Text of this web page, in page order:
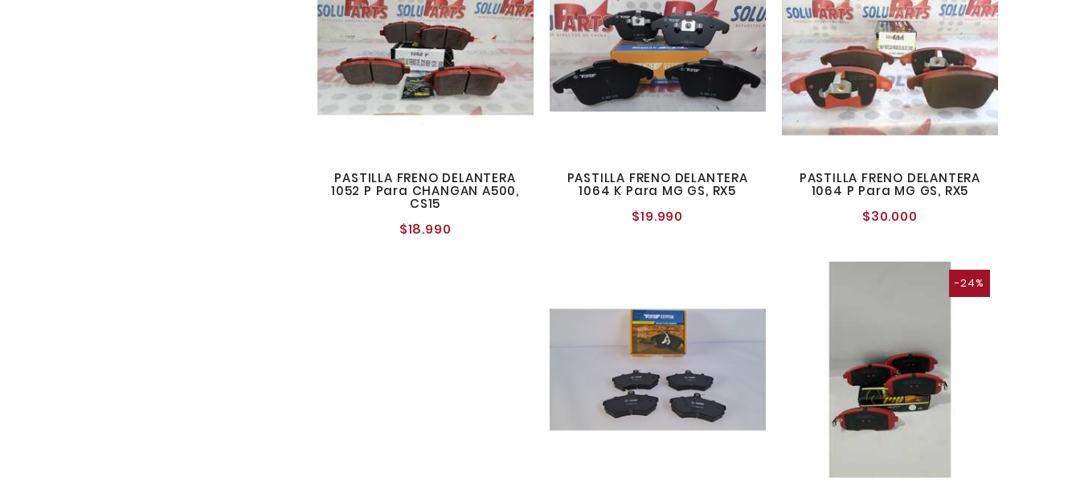
PASTILLA FRENO DELANTERA
1052 P Para CHANGAN A500,
CS15
$18.990
PASTILLA FRENO DELANTERA
1064 K Para MG GS, RX5
$19.990
PASTILLA FRENO DELANTERA
1064 P Para MG GS, RX5
$30.000
-24%